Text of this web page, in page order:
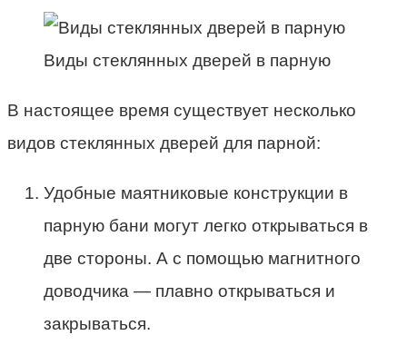
Виды стеклянных дверей в парную
В настоящее время существует несколько
видов стеклянных дверей для парной:
Удобные маятниковые конструкции в
парную бани могут легко открываться в
две стороны. А с помощью магнитного
доводчика — плавно открываться и
закрываться.